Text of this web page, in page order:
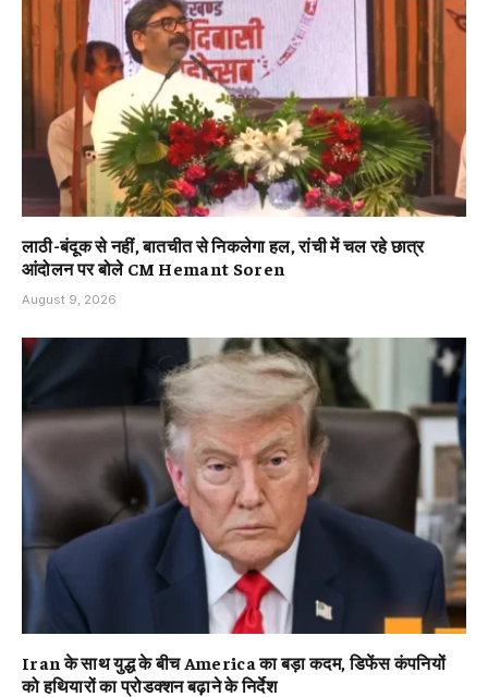
लाठी-बंदूक से नहीं, बातचीत से निकलेगा हल, रांची में चल रहे छात्र
आंदोलन पर बोले CM Hemant Soren
August 9, 2026
Iran के साथ युद्ध के बीच America का बड़ा कदम, डिफेंस कंपनियों
को हथियारों का प्रोडक्शन बढ़ाने के निर्देश